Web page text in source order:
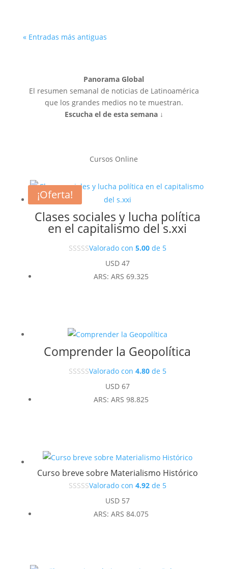
« Entradas más antiguas
Panorama Global
El resumen semanal de noticias de Latinoamérica
que los grandes medios no te muestran.
Escucha el de esta semana ↓
Cursos Online
Clases sociales y lucha política
en el capitalismo del s.xxi
Valorado con 5.00de 5
USD47
ARS: ARS 69.325
Comprender la Geopolítica
Valorado con 4.80de 5
USD67
ARS: ARS 98.825
Curso breve sobre Materialismo Histórico
Valorado con 4.92de 5
USD57
ARS: ARS 84.075
¡Oferta!